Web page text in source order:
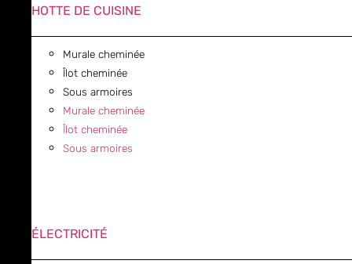
HOTTE DE CUISINE
Murale cheminée
Îlot cheminée
Sous armoires
Murale cheminée
Îlot cheminée
Sous armoires
ÉLECTRICITÉ